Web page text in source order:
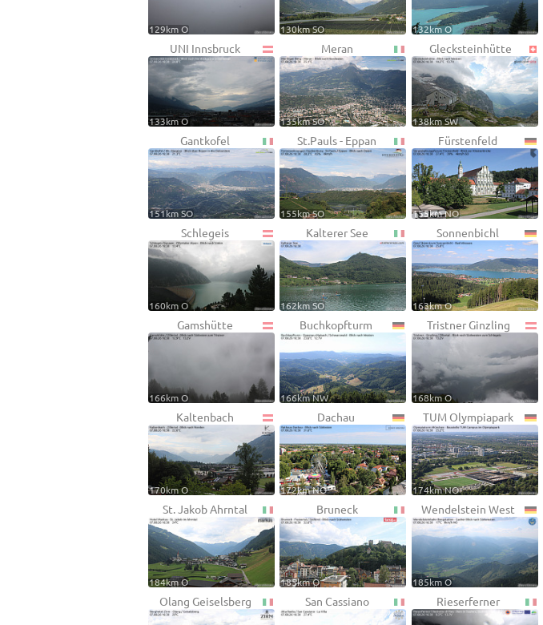
129km O 130km SO 132km O
UNI Innsbruck
133km O
Meran
135km SO
Glecksteinhütte
138km SW
Gantkofel
151km SO
St.Pauls - Eppan
155km SO
Fürstenfeld
155km NO
Schlegeis
160km O
Kalterer See
162km SO
Sonnenbichl
163km O
Gamshütte
166km O
Buchkopfturm
166km NW
Tristner Ginzling
168km O
Kaltenbach
170km O
Dachau
172km NO
TUM Olympiapark
174km NO
St. Jakob Ahrntal
184km O
Bruneck
185km O
Wendelstein West
185km O
Olang Geiselsberg San Cassiano Rieserferner